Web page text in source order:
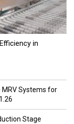
in
Systems for
Stage